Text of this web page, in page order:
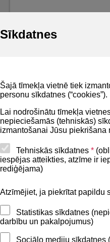
Sīkdatnes
Šajā tīmekļa vietnē tiek
personu sīkdatnes (“cookies”).
Lai nodrošinātu tīmekļa
nepieciešamās (tehniskās)
izmantošanai Jūsu piekrišana
Tehniskās sīkdatnes *
iespējas atteikties, atzīme ir
rediģējama)
Atzīmējiet, ja piekrītat papildu
Statistikas sīkdatnes
darbību un pakalpojumus)
Sociālo mediju sīkdatnes
BIS